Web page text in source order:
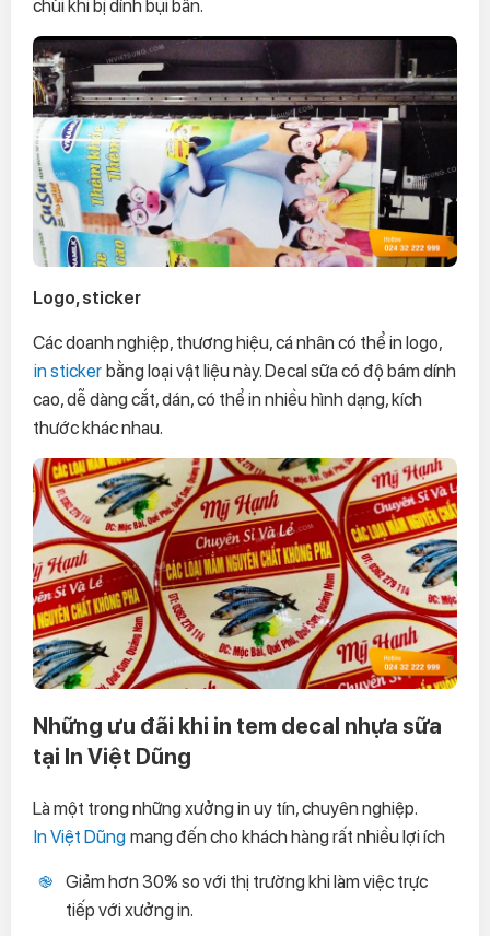
chùi khi bị dính bụi bẩn.
Logo, sticker
Các doanh nghiệp, thương hiệu, cá nhân có thể in logo,
in sticker bằng loại vật liệu này. Decal sữa có độ bám dính
cao, dễ dàng cắt, dán, có thể in nhiều hình dạng, kích
thước khác nhau.
Những ưu đãi khi in tem decal nhựa sữa
tại In Việt Dũng
Là một trong những xưởng in uy tín, chuyên nghiệp.
In Việt Dũng mang đến cho khách hàng rất nhiều lợi ích
Giảm hơn 30% so với thị trường khi làm việc trực
tiếp với xưởng in.